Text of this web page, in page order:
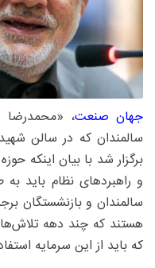
جهان صنعت، «محمدرضا
سالمندان که در سالن
برگزار شد با بیان اینکه
و راهبردهای نظام باید
سالمندان و بازنشستگان
هستند که چند دهه
که باید از این سرمایه